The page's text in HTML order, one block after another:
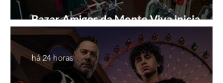
Bazar Amigos da Mente Viva inicia
arrecadação em Gramado e Canela
há 24 horas